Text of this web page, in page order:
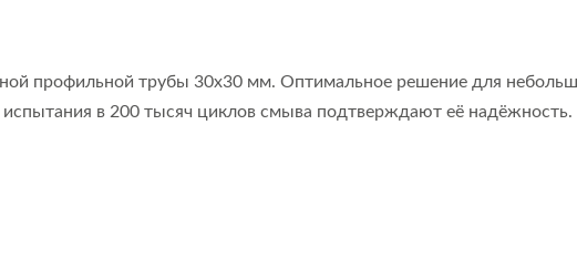
профильной трубы 30х30 мм. Оптимальное решение для
в 200 тысяч циклов смыва подтверждают её надёжность.